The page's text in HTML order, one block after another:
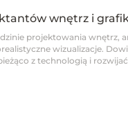
wnętrz i
projektowania
wizualizacje.
z technologią i